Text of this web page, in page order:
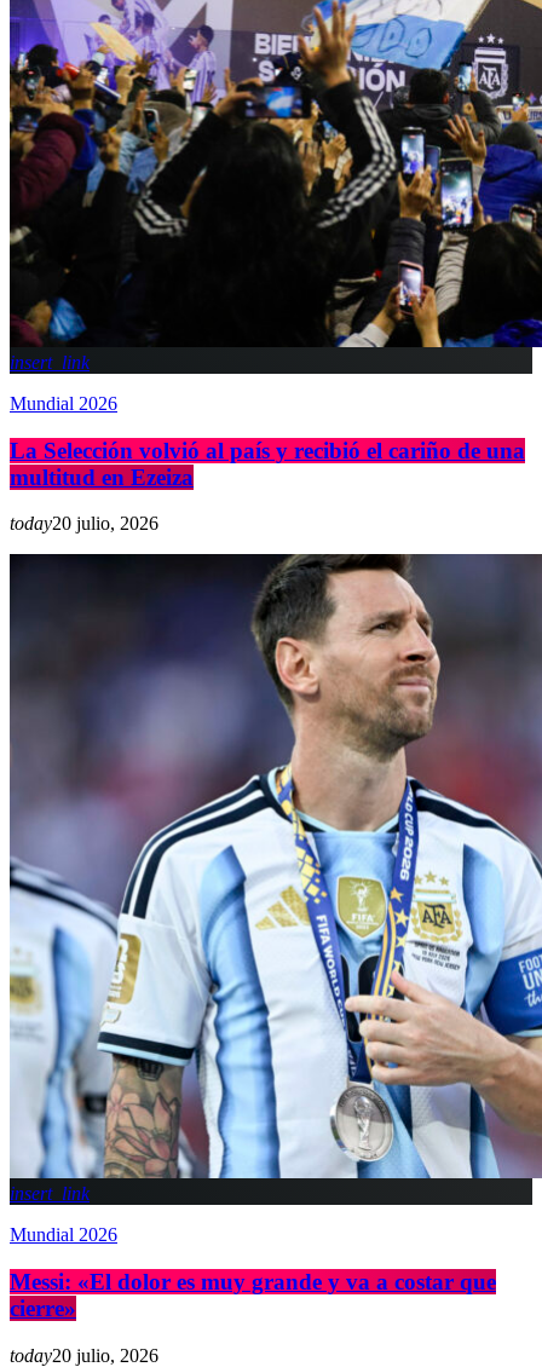
insert_link
Mundial 2026
La Selección volvió al país y recibió el cariño de una
multitud en Ezeiza
today20 julio, 2026
insert_link
Mundial 2026
Messi: «El dolor es muy grande y va a costar que
cierre»
today20 julio, 2026